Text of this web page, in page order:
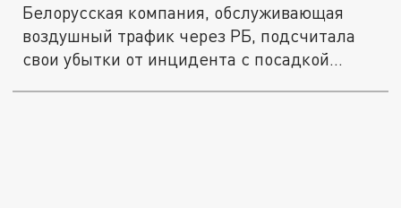
Белорусская компания, обслуживающая
воздушный трафик через РБ, подсчитала
свои убытки от инцидента с посадкой...